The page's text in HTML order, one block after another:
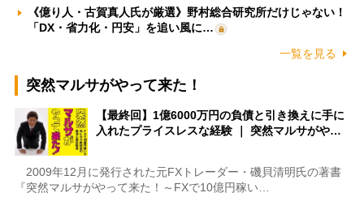
《億り人・古賀真人氏が厳選》野村総合研究所だけじゃない！
「DX・省力化・円安」を追い風に…
一覧を見る
突然マルサがやって来た！
【最終回】1億6000万円の負債と引き換えに手に
入れたプライスレスな経験 ｜ 突然マルサがや…
2009年12月に発行された元FXトレーダー・磯貝清明氏の著書
『突然マルサがやって来た！～FXで10億円稼い…